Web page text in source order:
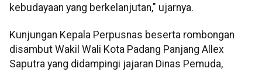
kebudayaan yang berkelanjutan," ujarnya.
Kunjungan Kepala Perpusnas beserta rombongan
disambut Wakil Wali Kota Padang Panjang Allex
Saputra yang didampingi jajaran Dinas Pemuda,